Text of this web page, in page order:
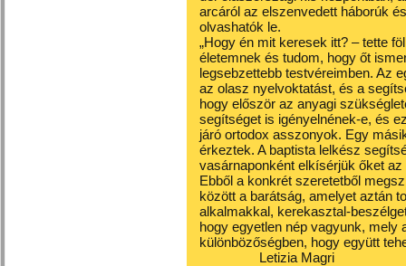
arcáról az elszenvedett háborúk
olvashatók le.
„Hogy én mit keresek itt? – tette
életemnek és tudom, hogy őt
legsebzettebb testvéreimben. Az
az olasz nyelvoktatást, és a
hogy először az anyagi
segítséget is igényelnének-e, és
járó ortodox asszonyok. Egy
érkeztek. A baptista lelkész
vasárnaponként elkísérjük őket
Ebből a konkrét szeretetből
között a barátság, amelyet aztán
alkalmakkal, kerekasztal-
hogy egyetlen nép vagyunk, mely
különbözőségben, hogy együtt
Letizia Magri